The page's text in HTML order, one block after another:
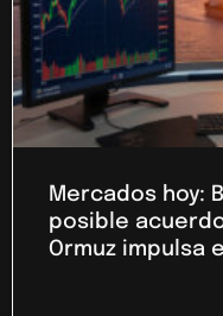
Mercados hoy:
posible
Ormuz impulsa